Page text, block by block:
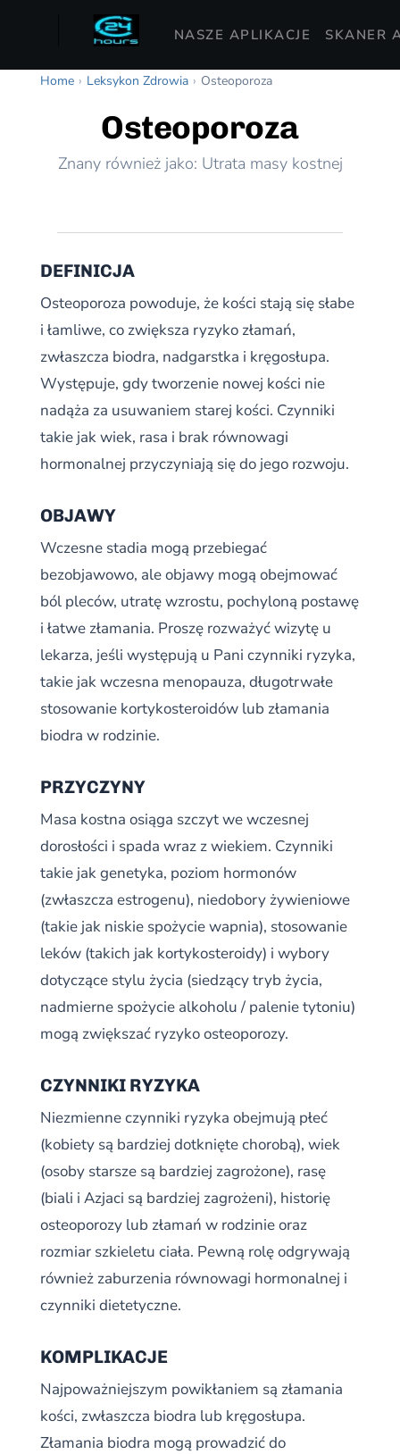
NASZE APLIKACJE SKANER
Home › Leksykon Zdrowia › Osteoporoza
Osteoporoza
Znany również jako: Utrata masy kostnej
DEFINICJA
Osteoporoza powoduje, że kości stają się słabe
i łamliwe, co zwiększa ryzyko złamań,
zwłaszcza biodra, nadgarstka i kręgosłupa.
Występuje, gdy tworzenie nowej kości nie
nadąża za usuwaniem starej kości. Czynniki
takie jak wiek, rasa i brak równowagi
hormonalnej przyczyniają się do jego rozwoju.
OBJAWY
Wczesne stadia mogą przebiegać
bezobjawowo, ale objawy mogą obejmować
ból pleców, utratę wzrostu, pochyloną postawę
i łatwe złamania. Proszę rozważyć wizytę u
lekarza, jeśli występują u Pani czynniki ryzyka,
takie jak wczesna menopauza, długotrwałe
stosowanie kortykosteroidów lub złamania
biodra w rodzinie.
PRZYCZYNY
Masa kostna osiąga szczyt we wczesnej
dorosłości i spada wraz z wiekiem. Czynniki
takie jak genetyka, poziom hormonów
(zwłaszcza estrogenu), niedobory żywieniowe
(takie jak niskie spożycie wapnia), stosowanie
leków (takich jak kortykosteroidy) i wybory
dotyczące stylu życia (siedzący tryb życia,
nadmierne spożycie alkoholu / palenie tytoniu)
mogą zwiększać ryzyko osteoporozy.
CZYNNIKI RYZYKA
Niezmienne czynniki ryzyka obejmują płeć
(kobiety są bardziej dotknięte chorobą), wiek
(osoby starsze są bardziej zagrożone), rasę
(biali i Azjaci są bardziej zagrożeni), historię
osteoporozy lub złamań w rodzinie oraz
rozmiar szkieletu ciała. Pewną rolę odgrywają
również zaburzenia równowagi hormonalnej i
czynniki dietetyczne.
KOMPLIKACJE
Najpoważniejszym powikłaniem są złamania
kości, zwłaszcza biodra lub kręgosłupa.
Złamania biodra mogą prowadzić do